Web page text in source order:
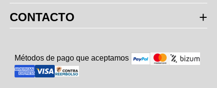
CONTACTO
Métodos de pago que aceptamos